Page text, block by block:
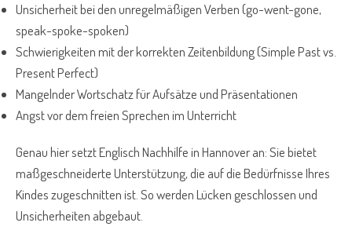
Unsicherheit bei den unregelmäßigen Verben (go-went-gone,
speak-spoke-spoken)
Schwierigkeiten mit der korrekten Zeitenbildung (Simple Past vs.
Present Perfect)
Mangelnder Wortschatz für Aufsätze und Präsentationen
Angst vor dem freien Sprechen im Unterricht
Genau hier setzt Englisch Nachhilfe in Hannover an: Sie bietet
maßgeschneiderte Unterstützung, die auf die Bedürfnisse Ihres
Kindes zugeschnitten ist. So werden Lücken geschlossen und
Unsicherheiten abgebaut.